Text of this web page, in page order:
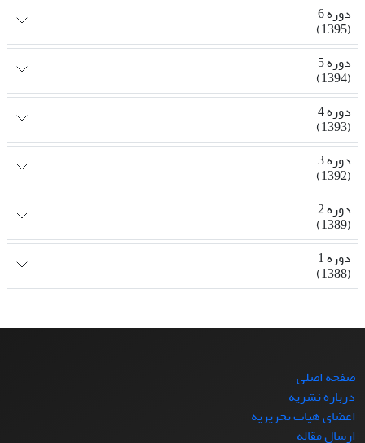
دوره 6
(1395)
دوره 5
(1394)
دوره 4
(1393)
دوره 3
(1392)
دوره 2
(1389)
دوره 1
(1388)
صفحه اصلی
درباره نشریه
اعضای هیات تحریریه
ارسال مقاله